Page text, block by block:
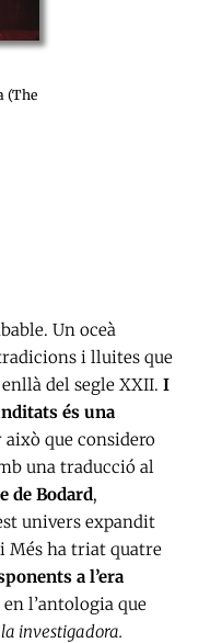
(The
Un oceà
i lluites que
enllà del segle XXII. I
és una
això que considero
una traducció al
de Bodard,
univers expandit
Més ha triat quatre
a l’era
l’antologia que
investigadora.